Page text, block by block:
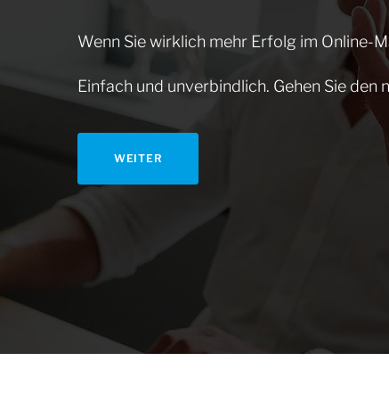
Wenn Sie wirklich mehr Erfolg im Online-
Einfach und unverbindlich. Gehen Sie den
WEITER